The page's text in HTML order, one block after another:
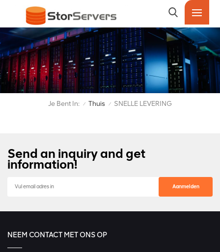
Je Bent In: / Thuis / SNELLE LEVERING
Send an inquiry and get
information!
NEEM CONTACT MET ONS OP